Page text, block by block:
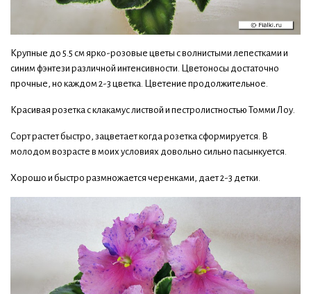
Крупные до 5.5 см ярко-розовые цветы с волнистыми лепестками и
синим фэнтези различной интенсивности. Цветоносы достаточно
прочные, но каждом 2-3 цветка. Цветение продолжительное.
Красивая розетка с клакамус листвой и пестролистностью Томми Лоу.
Сорт растет быстро, зацветает когда розетка сформируется. В
молодом возрасте в моих условиях довольно сильно пасынкуется.
Хорошо и быстро размножается черенками, дает 2-3 детки.